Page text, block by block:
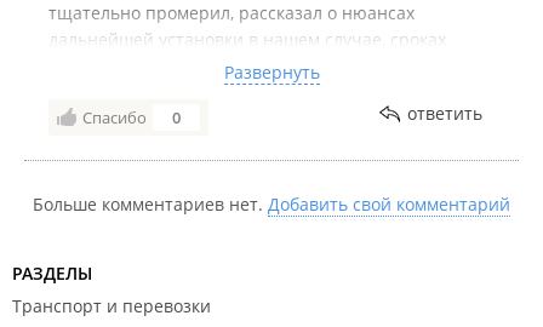
тщательно промерил, рассказал о нюансах
дальнейшей установки в нашем случае, сроках
исполнения. Просчитал итоговую сумму, заключили
договор. Человек очень грамотный и что не мало
важно (для меня) фундаментальный, внушающий
тщательная, качественная, скурпулезная работа
прежде всего мастерам - очень добросовестным
людям
Развернуть
Спасибо 0 ответить
Больше комментариев нет. Добавить свой комментарий
РАЗДЕЛЫ
Транспорт и перевозки